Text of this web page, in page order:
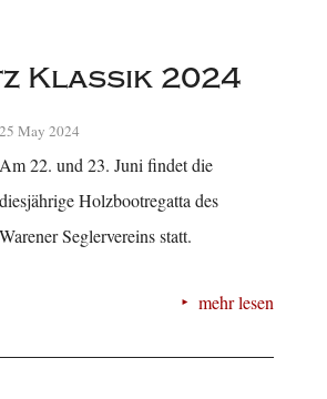
Klassik 2024
25 May 2024
Am 22. und 23. Juni findet die
diesjährige Holzbootregatta des
Warener Seglervereins statt.
mehr lesen